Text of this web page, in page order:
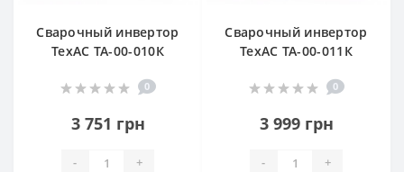
Сварочный инвертор
TexАС ТА-00-010К
0
3 751 грн
- +
Сварочный инвертор
TexАС ТА-00-011К
0
3 999 грн
- +